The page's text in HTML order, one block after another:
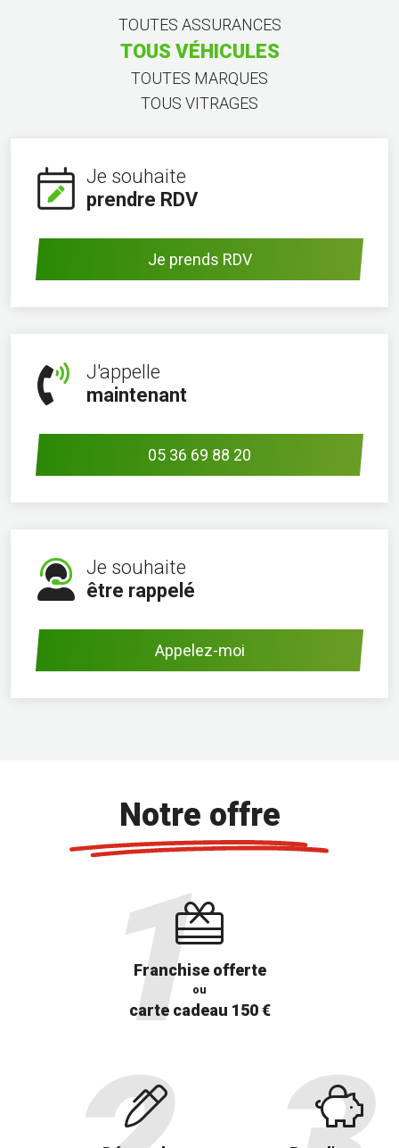
TOUTES ASSURANCES
TOUS VÉHICULES
TOUTES MARQUES
TOUS VITRAGES
Je souhaite
prendre RDV
Je prends RDV
J'appelle
maintenant
05 36 69 88 20
Je souhaite
être rappelé
Appelez-moi
Notre offre
Franchise offerte
ou
carte cadeau 150 €